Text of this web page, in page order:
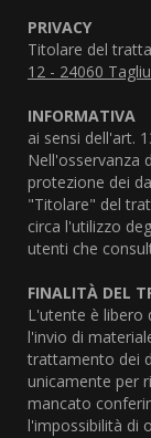
PRIVACY
Titolare del
12 - 24060
INFORMATIVA
ai sensi dell'art.
Nell'osservanza
protezione dei
"Titolare" del
circa l'utilizzo
utenti che
FINALITÀ DEL
L'utente è libero
l'invio di
trattamento dei
unicamente per
mancato
l'impossibilità di